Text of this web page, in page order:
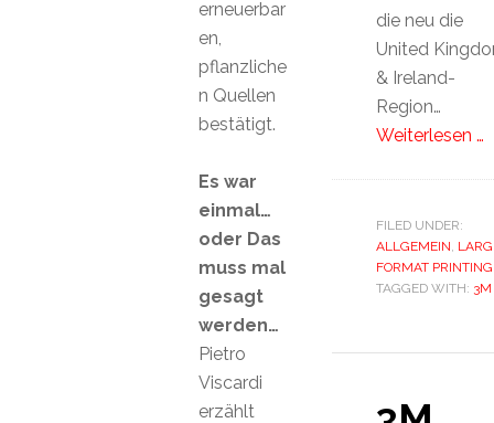
die neu die
United
& Ireland-
Region…
Weiterlesen …
FILED UNDER:
ALLGEMEIN,
FORMAT PRINTING
TAGGED WITH: 3M
erneuerbar
en,
pflanzliche
n Quellen
bestätigt.
Es war
einmal…
oder Das
muss mal
gesagt
werden…
Pietro
Viscardi
erzählt